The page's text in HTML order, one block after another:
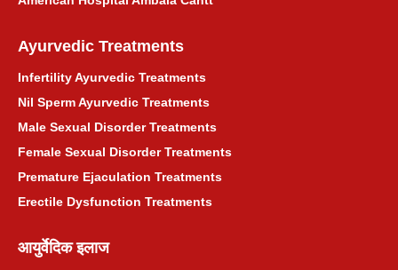
महाराष्ट्र के लिए आयुर्वेदिक उपचार परामर्श
Asthma Ayurvedic Treatment
दमा आयुर्वेदिक उपचार
प्राकृतिक माइग्रेन आयुर्वेदिक उपचार
प्राकृतिक मासिक धर्म उपचार
जोड़ों का दर्द आयुर्वेदिक उपचार
Ayurvedic Treatments
Infertility Ayurvedic Treatments
Nil Sperm Ayurvedic Treatments
Male Sexual Disorder Treatments
Female Sexual Disorder Treatments
Premature Ejaculation Treatments
Erectile Dysfunction Treatments
आयुर्वेदिक इलाज